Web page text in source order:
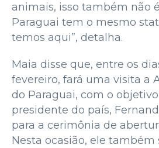
animais, isso também não
Paraguai tem o mesmo
temos aqui”, detalha.
Maia disse que, entre os
fevereiro, fará uma visita a
do Paraguai, com o
presidente do país,
para a cerimônia de
Nesta ocasião, ele também